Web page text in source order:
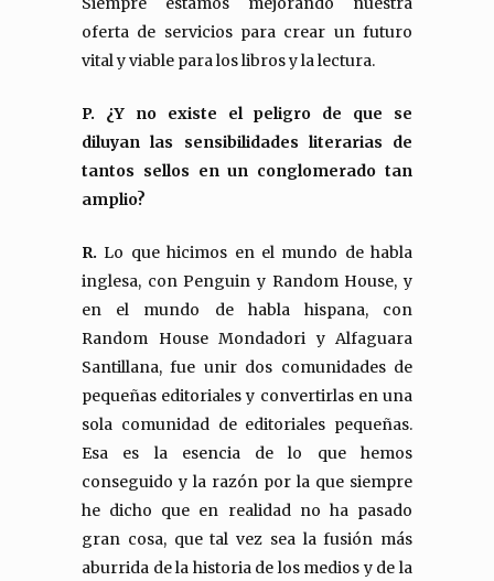
oferta de servicios para crear un futuro
vital y viable para los libros y la lectura.
P. ¿Y no existe el peligro de que se
diluyan las sensibilidades literarias de
tantos sellos en un conglomerado tan
amplio?
R. Lo que hicimos en el mundo de habla
inglesa, con Penguin y Random House, y
en el mundo de habla hispana, con
Random House Mondadori y Alfaguara
Santillana, fue unir dos comunidades de
pequeñas editoriales y convertirlas en una
sola comunidad de editoriales pequeñas.
Esa es la esencia de lo que hemos
conseguido y la razón por la que siempre
he dicho que en realidad no ha pasado
gran cosa, que tal vez sea la fusión más
aburrida de la historia de los medios y de la